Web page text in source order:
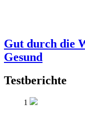
Gut durch die
Gesund
Testberichte
1